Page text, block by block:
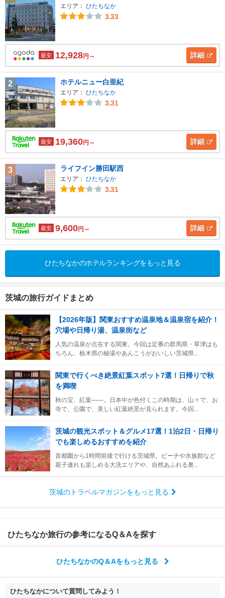
エリア： ひたちなか
3.33
最安 12,928円～ 詳細
2 ホテルニュー白亜紀
エリア： ひたちなか
3.31
最安 19,360円～ 詳細
3 ライフイン勝田駅西
エリア： ひたちなか
3.31
最安 9,600円～ 詳細
ひたちなかのホテルランキングをもっと見る
茨城の旅行ガイドまとめ
【2026年版】関東おすすめ温泉地＆温泉宿を紹介！
穴場や日帰り湯、温泉街など
人気の温泉が点在する関東。今回は定番の群馬県・草津はも
ちろん、栃木県の秘湯やあんこうがおいしい茨城県...
関東で行くべき絶景紅葉スポット7選！日帰りで秋
を満喫
秋の宝、紅葉――。日本中が色付くこの時期は、山々で、お
寺で、公園で、美しい紅葉絶景が見られます。今回...
茨城の観光スポット＆グルメ17選！1泊2日・日帰り
でも楽しめるおすすめを紹介
首都圏から1時間前後で行ける茨城県。ビーチや水族館など
親子連れも楽しめる大洗エリアや、自然あふれる奥...
茨城のトラベルマガジンをもっと見る
ひたちなか旅行の参考になるQ＆Aを探す
ひたちなかのQ＆Aをもっと見る
ひたちなかについて質問してみよう！